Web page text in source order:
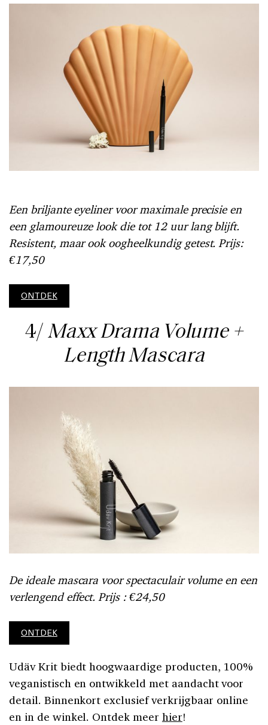
Een briljante eyeliner voor maximale precisie en
een glamoureuze look die tot 12 uur lang blijft.
Resistent, maar ook oogheelkundig getest. Prijs:
€17,50
ONTDEK
4/ Maxx Drama Volume +
Length Mascara
De ideale mascara voor spectaculair volume en een
verlengend effect. Prijs : €24,50
ONTDEK
Udäv Krit biedt hoogwaardige producten, 100%
veganistisch en ontwikkeld met aandacht voor
detail. Binnenkort exclusief verkrijgbaar online
en in de winkel. Ontdek meer hier!